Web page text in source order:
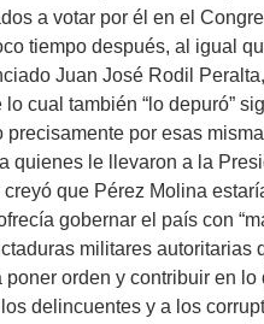
a votar por él en el
tiempo después, al igual
Juan José Rodil
lo cual también “lo depuró”
por esas
quienes le llevaron a la
que Pérez Molina
gobernar el país con
militares autoritarias
orden y contribuir en
delincuentes y a los